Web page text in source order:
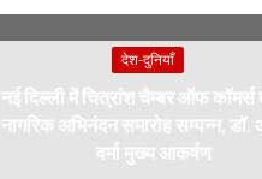
देश-दुनियाँ
नई दिल्ली में चित्रांश चैम्बर ऑफ कॉमर्स
नागरिक अभिनंदन समारोह सम्पन्न, डॉ.
वर्मा मुख्य आकर्षण